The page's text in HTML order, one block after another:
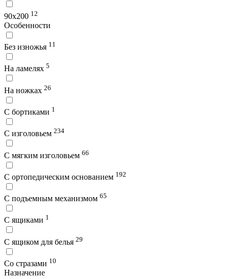
90х200 12
Особенности
Без изножья 11
На ламелях 5
На ножках 26
С бортиками 1
С изголовьем 234
С мягким изголовьем 66
С ортопедическим основанием 192
С подъемным механизмом 65
С ящиками 1
С ящиком для белья 29
Со стразами 10
Назначение